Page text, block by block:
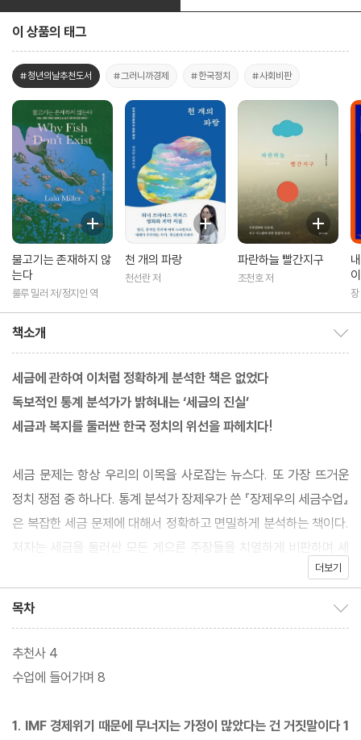
이 상품의 태그
#청년의날추천도서 #그러니까경제 #한국정치 #사회비판
물고기는 존재하지 않
는다
룰루 밀러 저/정지인 역
천 개의 파랑
천선란 저
파란하늘 빨간지구
조천호 저
책소개
세금에 관하여 이처럼 정확하게 분석한 책은 없었다
독보적인 통계 분석가가 밝혀내는 ‘세금의 진실’
세금과 복지를 둘러싼 한국 정치의 위선을 파헤치다!
세금 문제는 항상 우리의 이목을 사로잡는 뉴스다. 또 가장 뜨거운
정치 쟁점 중 하나다. 통계 분석가 장제우가 쓴 『장제우의 세금수업』
은 복잡한 세금 문제에 대해서 정확하고 면밀하게 분석하는 책이다.
저자는 세금을 둘러싼 모든 게으른 주장들을 치열하게 비판하며 세
금 문제를 바라보는 참신한 준거를 마련한다. 나아가 10여 년에 걸
우리가 왜 세금을 내야 하는지, 세금으로 마련된 복지 재원이 우리
삶을 얼마나 강력하게 바꿔줄 수 있는지에 대한 통계적 근거를 제시
한다.
저자는 IMF 경제위기 때문에 무너지는 가정이 많았다는 건 거짓말
더보기
목차
추천사 4
수업에 들어가며 8
1. IMF 경제위기 때문에 무너지는 가정이 많았다는 건 거짓말이다 1